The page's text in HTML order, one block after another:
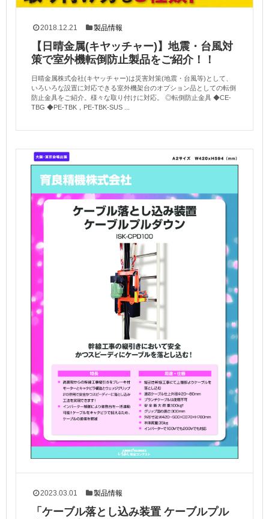
2018.12.21 製品情報
【日晴金属(キヤッチャー)】地震・台風対
策で室外機転倒防止製品をご紹介！！
日晴金属株式会社(キヤッチャー)は災害対策(地震・台風等)として、
いろいろな設置に対応できる室外機架台のオプション品としての転倒
防止金具をご紹介。様々な取り付けに対応。 ◎転倒防止金具 ◆CE-
TBG ◆PE-TBK，PE-TBK-SUS ...
2023.03.01 製品情報
「ケーブル落とし込み装置 ケーブルプル